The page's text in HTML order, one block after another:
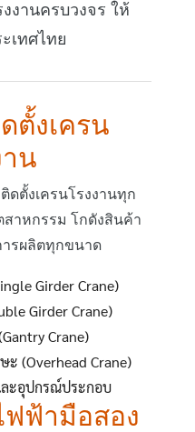
งานครบวงจร ให้
เทศไทย
ตั้งเครน
าน
ดตั้งเครนโรงงานทุก
สาหกรรม โกดังสินค้า
ารผลิตทุกขนาด
Girder Crane)
Girder Crane)
Crane)
ะ (Overhead Crane)
ละอุปกรณ์ประกอบ
ฟ้ามือสอง